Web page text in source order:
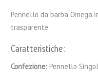
Pennello da barba Omega
trasparente.
Caratteristiche:
Confezione:Pennello